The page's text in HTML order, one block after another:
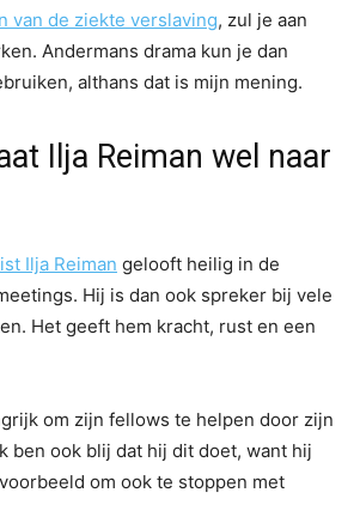
van de ziekte verslaving, zul je aan
Andermans drama kun je dan
althans dat is mijn mening.
Ilja Reiman wel naar
Ilja Reiman gelooft heilig in de
Hij is dan ook spreker bij vele
Het geeft hem kracht, rust en een
om zijn fellows te helpen door zijn
ben ook blij dat hij dit doet, want hij
om ook te stoppen met